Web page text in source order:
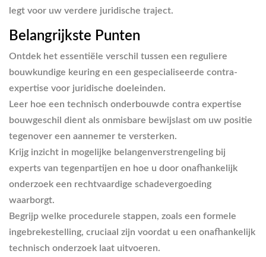
legt voor uw verdere juridische traject.
Belangrijkste Punten
Ontdek het essentiële verschil tussen een reguliere
bouwkundige keuring en een gespecialiseerde contra-
expertise voor juridische doeleinden.
Leer hoe een technisch onderbouwde contra expertise
bouwgeschil dient als onmisbare bewijslast om uw positie
tegenover een aannemer te versterken.
Krijg inzicht in mogelijke belangenverstrengeling bij
experts van tegenpartijen en hoe u door onafhankelijk
onderzoek een rechtvaardige schadevergoeding
waarborgt.
Begrijp welke procedurele stappen, zoals een formele
ingebrekestelling, cruciaal zijn voordat u een onafhankelijk
technisch onderzoek laat uitvoeren.